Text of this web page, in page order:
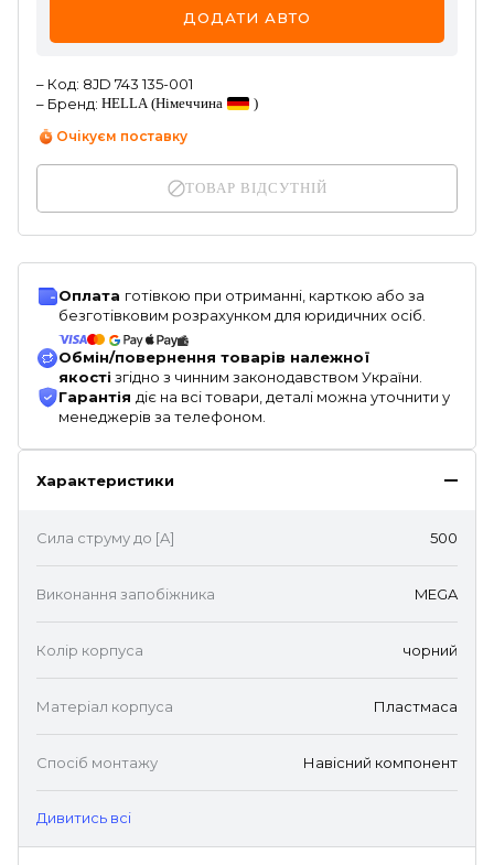
ДОДАТИ АВТО
– Код: 8JD 743 135-001
– Бренд: HELLA (Німеччина
)
Очікуєм поставку
ТОВАР ВІДСУТНІЙ
Оплата готівкою при отриманні, карткою або за
безготівковим розрахунком для юридичних осіб.
Обмін/повернення товарів належної
якості згідно з чинним законодавством України.
Гарантія діє на всі товари, деталі можна уточнити у
менеджерів за телефоном.
Характеристики
Сила струму до [A] 500
Виконання запобіжника MEGA
Колір корпуса чорний
Матеріал корпуса Пластмаса
Спосіб монтажу Навісний компонент
Дивитись всі